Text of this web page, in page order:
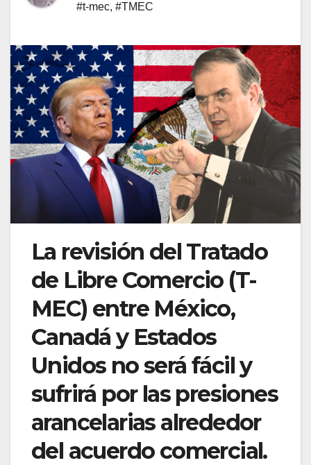
#t-mec, #TMEC
La revisión del Tratado
de Libre Comercio (T-
MEC) entre México,
Canadá y Estados
Unidos no será fácil y
sufrirá por las presiones
arancelarias alrededor
del acuerdo comercial.